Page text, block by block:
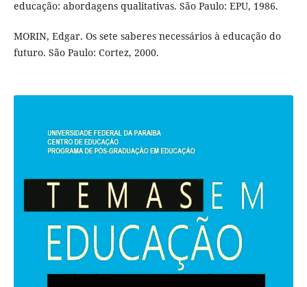
educação: abordagens qualitativas. São Paulo: EPU, 1986.
MORIN, Edgar. Os sete saberes necessários à educação do
futuro. São Paulo: Cortez, 2000.